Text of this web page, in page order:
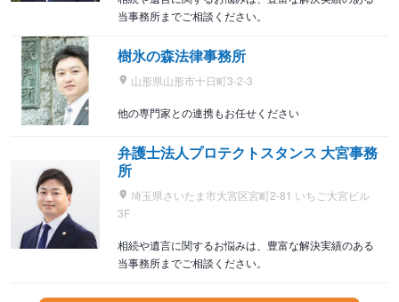
当事務所までご相談ください。
樹氷の森法律事務所
山形県山形市十日町3-2-3
他の専門家との連携もお任せください
弁護士法人プロテクトスタンス 大宮事務
所
埼玉県さいたま市大宮区宮町2-81 いちご大宮ビル
3F
相続や遺言に関するお悩みは、豊富な解決実績のある
当事務所までご相談ください。